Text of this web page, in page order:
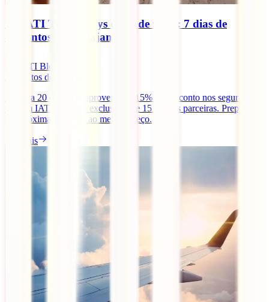
Os IATI Travel Days estão de volta: 7 dias de
descontos para viajantes
IATI Blog
minutos de leitura
De 13 a 20 de julho, aproveite até 15% de desconto nos seguros de
viagem IATI e ofertas exclusivas de 15 marcas parceiras. Prepare a
sua próxima aventura ao melhor preço.
Ler mais